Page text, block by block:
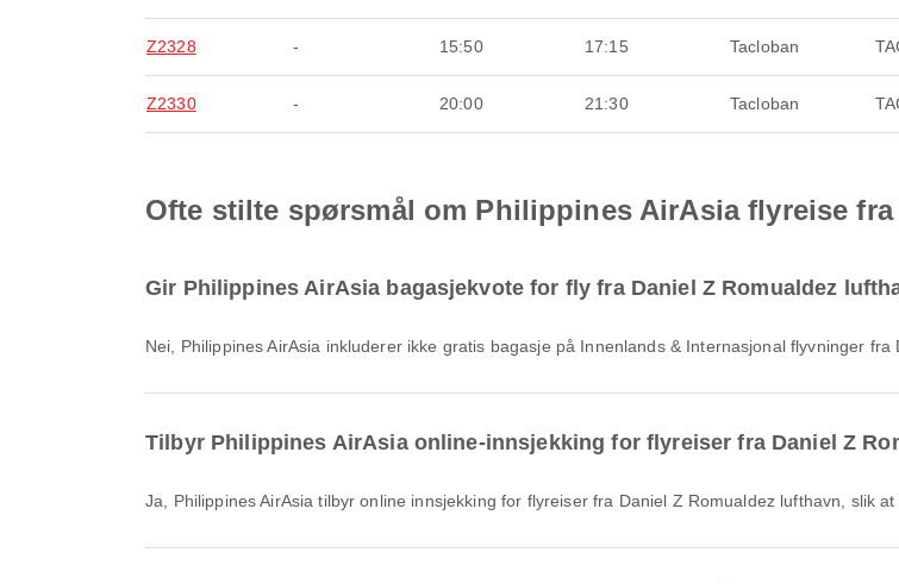
Z2328 - 15:50 17:15 Tacloban
Z2330 - 20:00 21:30 Tacloban
Ofte stilte spørsmål om Philippines AirAsia flyreise
Gir Philippines AirAsia bagasjekvote for fly fra Daniel Z Romualdez
Nei, Philippines AirAsia inkluderer ikke gratis bagasje på Innenlands & Internasjonal flyvninger
Tilbyr Philippines AirAsia online-innsjekking for flyreiser fra Daniel Z
Ja, Philippines AirAsia tilbyr online innsjekking for flyreiser fra Daniel Z Romualdez lufthavn, slik